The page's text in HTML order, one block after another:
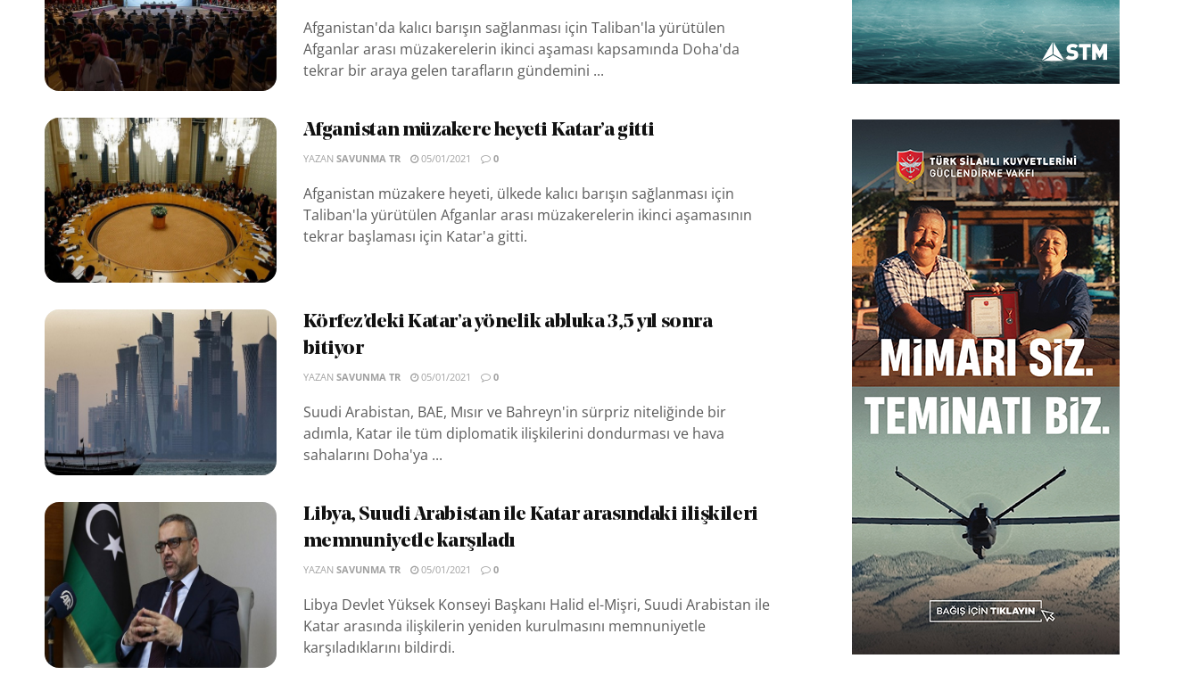
Afganistan'da kalıcı barışın sağlanması için Taliban'la yürütülen
Afganlar arası müzakerelerin ikinci aşaması kapsamında Doha'da
tekrar bir araya gelen tarafların gündemini ...
Afganistan müzakere heyeti Katar’a gitti
YAZAN SAVUNMA TR 05/01/2021 0
Afganistan müzakere heyeti, ülkede kalıcı barışın sağlanması için
Taliban'la yürütülen Afganlar arası müzakerelerin ikinci aşamasının
tekrar başlaması için Katar'a gitti.
Körfez’deki Katar’a yönelik abluka 3,5 yıl sonra
bitiyor
YAZAN SAVUNMA TR 05/01/2021 0
Suudi Arabistan, BAE, Mısır ve Bahreyn'in sürpriz niteliğinde bir
adımla, Katar ile tüm diplomatik ilişkilerini dondurması ve hava
sahalarını Doha'ya ...
Libya, Suudi Arabistan ile Katar arasındaki ilişkileri
memnuniyetle karşıladı
YAZAN SAVUNMA TR 05/01/2021 0
Libya Devlet Yüksek Konseyi Başkanı Halid el-Mişri, Suudi Arabistan ile
Katar arasında ilişkilerin yeniden kurulmasını memnuniyetle
karşıladıklarını bildirdi.